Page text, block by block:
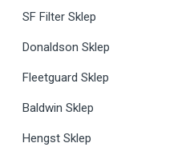
SF Filter Sklep
Donaldson Sklep
Fleetguard Sklep
Baldwin Sklep
Hengst Sklep